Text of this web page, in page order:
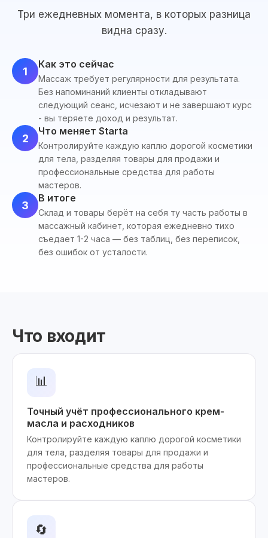
Три ежедневных момента, в которых разница
видна сразу.
1
Как это сейчас
Массаж требует регулярности для результата.
Без напоминаний клиенты откладывают
следующий сеанс, исчезают и не завершают курс
- вы теряете доход и результат.
2
Что меняет Starta
Контролируйте каждую каплю дорогой косметики
для тела, разделяя товары для продажи и
профессиональные средства для работы
мастеров.
3
В итоге
Склад и товары берёт на себя ту часть работы в
массажный кабинет, которая ежедневно тихо
съедает 1-2 часа — без таблиц, без переписок,
без ошибок от усталости.
Что входит
📊
Точный учёт профессионального крем-
масла и расходников
Контролируйте каждую каплю дорогой косметики
для тела, разделяя товары для продажи и
профессиональные средства для работы
мастеров.
🔄